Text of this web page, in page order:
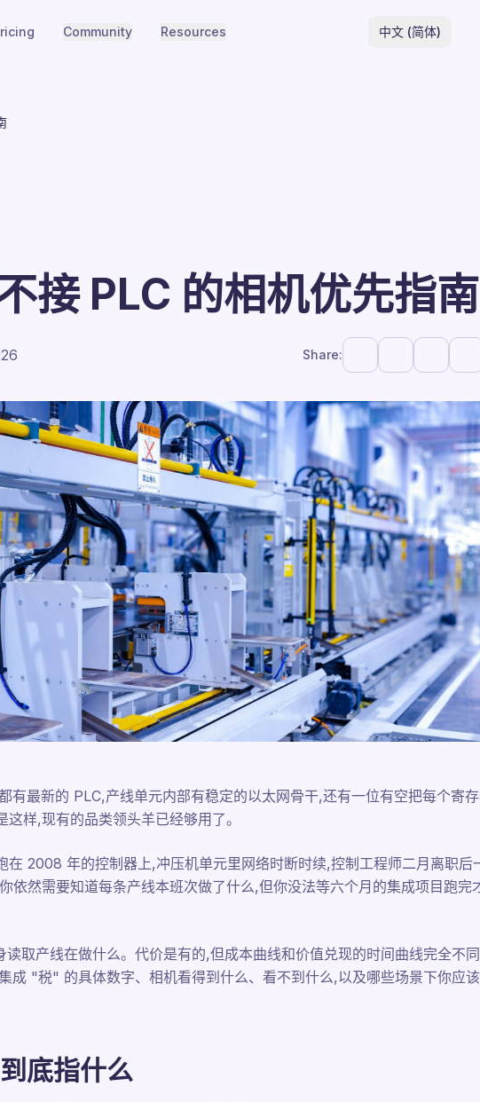
Community Resources 中文 (简体)
接 PLC 的相机优先指南
Share:
有最新的 PLC,产线单元内部有稳定的以太网骨干,还有一位有空把每个寄
样,现有的品类领头羊已经够用了。
在 2008 年的控制器上,冲压机单元里网络时断时续,控制工程师二月离职后
依然需要知道每条产线本班次做了什么,但你没法等六个月的集成项目跑完
取产线在做什么。代价是有的,但成本曲线和价值兑现的时间曲线完全不
成 "税" 的具体数字、相机看得到什么、看不到什么,以及哪些场景下你应
底指什么